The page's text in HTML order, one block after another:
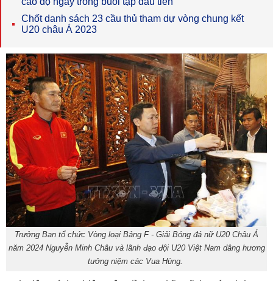
Chốt danh sách 23 cầu thủ tham dự vòng chung kết
U20 châu Á 2023
Trưởng Ban tổ chức Vòng loại Bảng F - Giải Bóng đá nữ U20 Châu Á
năm 2024 Nguyễn Minh Châu và lãnh đạo đội U20 Việt Nam dâng hương
tưởng niệm các Vua Hùng.